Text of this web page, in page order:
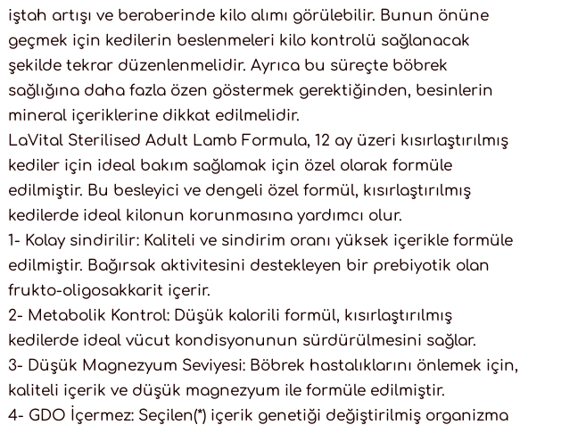
iştah artışı ve beraberinde kilo alımı görülebilir. Bunun önüne
geçmek için kedilerin beslenmeleri kilo kontrolü sağlanacak
şekilde tekrar düzenlenmelidir. Ayrıca bu süreçte böbrek
sağlığına daha fazla özen göstermek gerektiğinden, besinlerin
mineral içeriklerine dikkat edilmelidir.
LaVital Sterilised Adult Lamb Formula, 12 ay üzeri kısırlaştırılmış
kediler için ideal bakım sağlamak için özel olarak formüle
edilmiştir. Bu besleyici ve dengeli özel formül, kısırlaştırılmış
kedilerde ideal kilonun korunmasına yardımcı olur.
1- Kolay sindirilir: Kaliteli ve sindirim oranı yüksek içerikle formüle
edilmiştir. Bağırsak aktivitesini destekleyen bir prebiyotik olan
frukto-oligosakkarit içerir.
2- Metabolik Kontrol: Düşük kalorili formül, kısırlaştırılmış
kedilerde ideal vücut kondisyonunun sürdürülmesini sağlar.
3- Düşük Magnezyum Seviyesi: Böbrek hastalıklarını önlemek için,
kaliteli içerik ve düşük magnezyum ile formüle edilmiştir.
4- GDO İçermez: Seçilen(*) içerik genetiği değiştirilmiş organizma